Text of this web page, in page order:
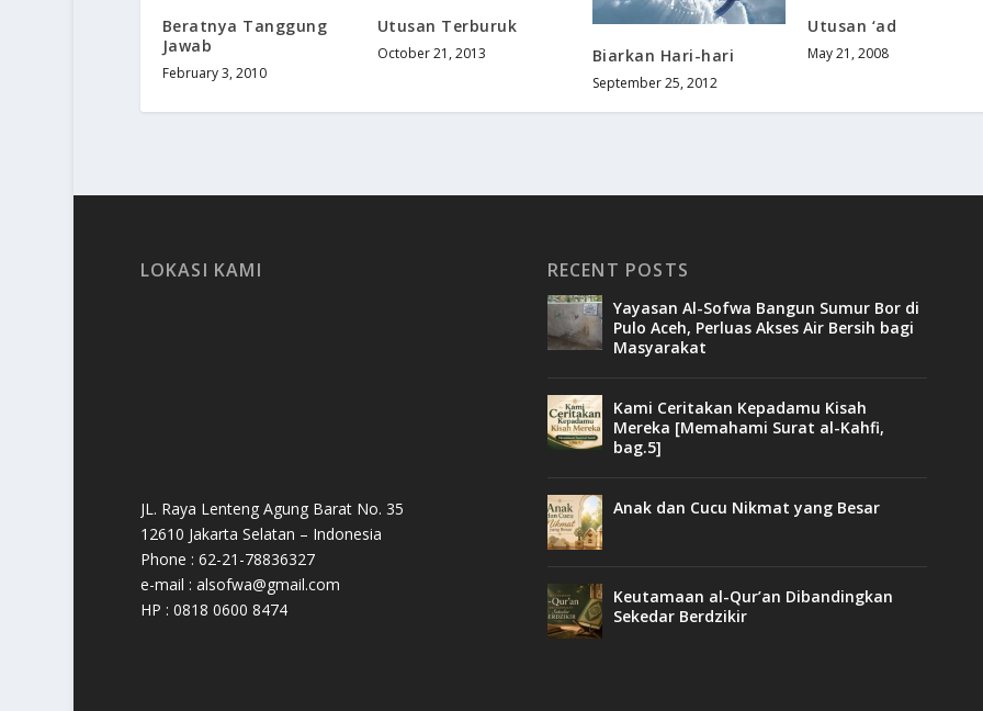
Beratnya Tanggung
Jawab
February 3, 2010
Utusan Terburuk
October 21, 2013 Biarkan Hari-hari
September 25, 2012
Utusan ‘ad
May 21, 2008
LOKASI KAMI
JL. Raya Lenteng Agung Barat No. 35
12610 Jakarta Selatan – Indonesia
Phone : 62-21-78836327
e-mail : alsofwa@gmail.com
HP : 0818 0600 8474
RECENT POSTS
Yayasan Al-Sofwa Bangun Sumur Bor di
Pulo Aceh, Perluas Akses Air Bersih bagi
Masyarakat
Kami Ceritakan Kepadamu Kisah
Mereka [Memahami Surat al-Kahfi,
bag.5]
Anak dan Cucu Nikmat yang Besar
Keutamaan al-Qur’an Dibandingkan
Sekedar Berdzikir